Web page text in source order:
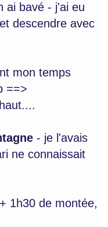
ai bavé - j'ai eu
descendre avec
mon temps
==>
- je l'avais
ne connaissait
1h30 de montée,